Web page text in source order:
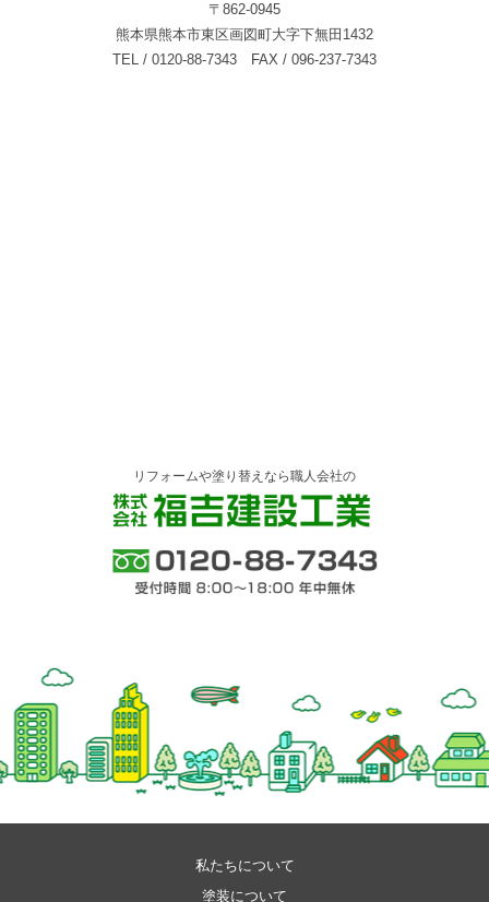
〒862-0945
熊本県熊本市東区画図町大字下無田1432
TEL / 0120-88-7343 FAX / 096-237-7343
リフォームや塗り替えなら職人会社の
私たちについて
塗装について